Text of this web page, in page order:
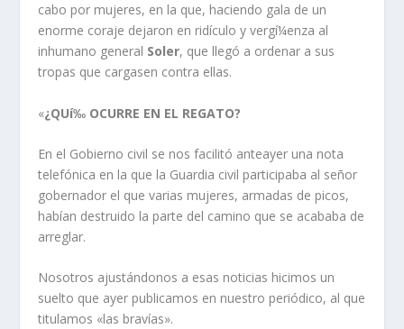
cabo por mujeres, en la que, haciendo gala de un
enorme coraje dejaron en ridí­culo y vergí¼enza al
inhumano general Soler, que llegó a ordenar a sus
tropas que cargasen contra ellas.
«¿QUí‰ OCURRE EN EL REGATO?
En el Gobierno civil se nos facilitó anteayer una nota
telefónica en la que la Guardia civil participaba al señor
gobernador el que varias mujeres, armadas de picos,
habí­an destruido la parte del camino que se acababa de
arreglar.
Nosotros ajustándonos a esas noticias hicimos un
suelto que ayer publicamos en nuestro periódico, al que
titulamos «las braví­as».